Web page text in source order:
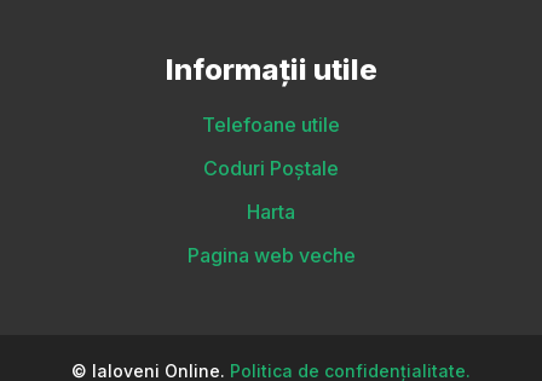
Informații utile
Telefoane utile
Coduri Poștale
Harta
Pagina web veche
© Ialoveni Online. Politica de confidențialitate.